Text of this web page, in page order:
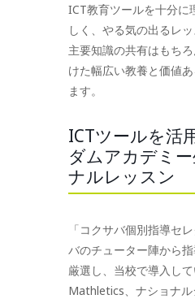
ICT教育ツールを十分に
しく、やる気の出るレ
主要知識の共有はもち
けた幅広い教養と価値
ます。
ICTツールを活
ダムアカデミ
ナルレッスン
「コクサバ個別指導セ
バのチューター陣から
厳選し、当校で導入して
Mathletics、ナショナル